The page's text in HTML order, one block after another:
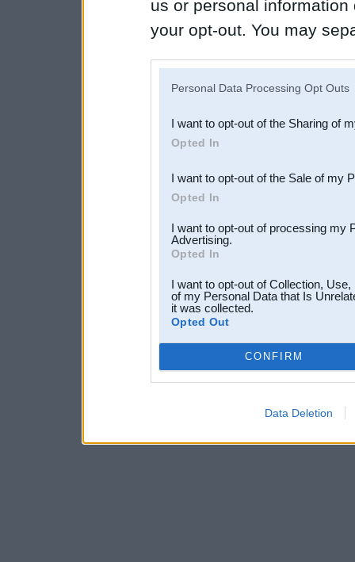
us or personal
your opt-out. You may
Downstream Participants
third parties.
Personal Data Processing Opt Outs
I want to opt-out of the Sharing of
Opted In
I want to opt-out of the Sale of my
Opted In
I want to opt-out of processing my
Advertising.
Opted In
I want to opt-out of Collection,
of my Personal Data that Is
it was collected.
Opted Out
CONFIRM
Data Deletion